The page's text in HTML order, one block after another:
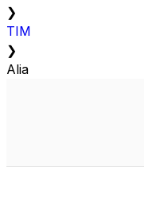
❯
TIM
❯
Alia